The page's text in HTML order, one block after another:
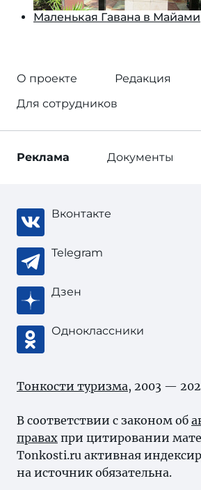
Маленькая Гавана в Майами
О проекте
Редакция
Для сотрудников
Реклама Документы
Вконтакте
Telegram
Дзен
Одноклассники
Тонкости туризма, 2003 —
В соответствии с законом об
правах при цитировании
Tonkosti.ru активная
на источник обязательна.